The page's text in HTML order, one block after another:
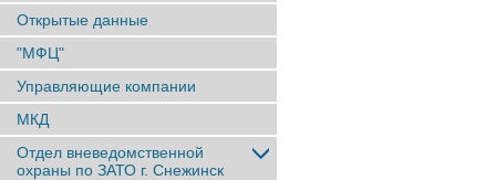
Открытые данные
"МФЦ"
Управляющие компании
МКД
Отдел вневедомственной
охраны по ЗАТО г. Снежинск